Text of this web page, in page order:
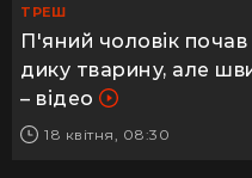
ТРЕШ
П'яний чоловік
дику тварину, але
– відео
18 квітня, 08:30